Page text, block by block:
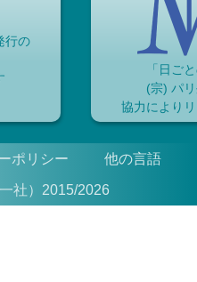
行の
「日ご
(宗) パ
協力により
ポリシー 他の言語
社）2015/2026